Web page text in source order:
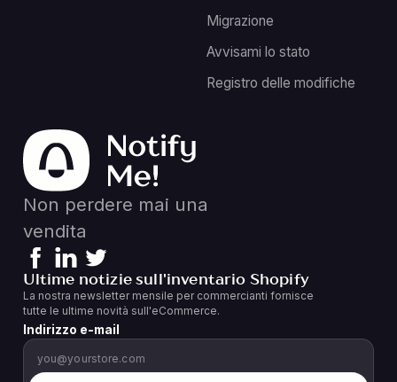
Migrazione
Avvisami lo stato
Registro delle modifiche
Non perdere mai una
vendita
Ultime notizie sull'inventario Shopify
La nostra newsletter mensile per commercianti fornisce
tutte le ultime novità sull'eCommerce.
Indirizzo e-mail